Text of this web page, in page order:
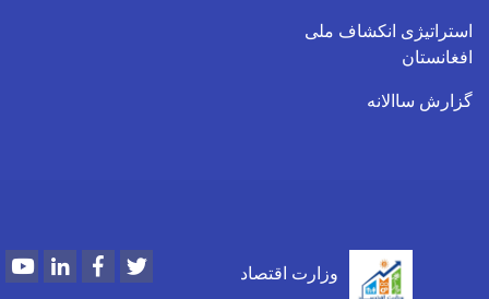
استراتیژی انکشاف ملی
افغانستان
گزارش ساالانه
وزارت اقتصاد
YoutubeLinkedInFacebook